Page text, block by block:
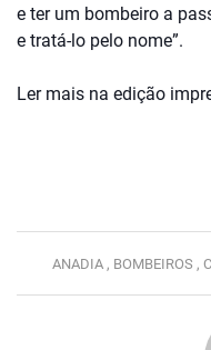
e ter um bombeiro a
e tratá-lo pelo nome”.
Ler mais na edição
ANADIA , BOMBEIROS ,